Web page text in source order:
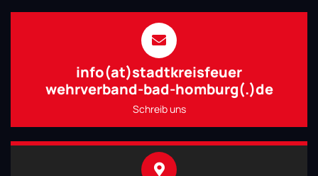
info(at)stadtkreisfeuer
wehrverband-bad-homburg(.)de
Schreib uns